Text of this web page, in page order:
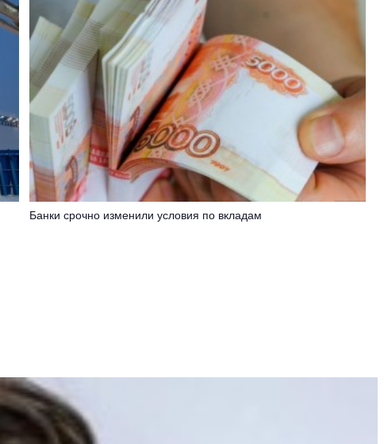
Банки срочно изменили условия по вкладам